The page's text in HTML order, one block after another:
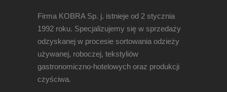
Firma KOBRA Sp. j. istnieje od 2 stycznia
1992 roku. Specjalizujemy się w sprzedaży
odzyskanej w procesie sortowania odzieży
używanej, roboczej, tekstyliów
gastronomiczno-hotelowych oraz produkcji
czyściwa.